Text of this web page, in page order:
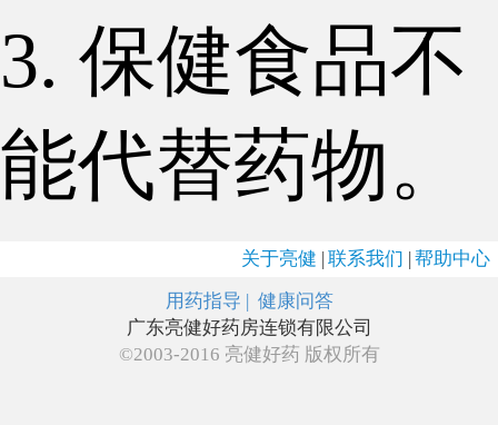
3. 保健食品不
能代替药物。
关于亮健 |联系我们 |帮助中心
用药指导 | 健康问答
广东亮健好药房连锁有限公司
©2003-2016 亮健好药 版权所有